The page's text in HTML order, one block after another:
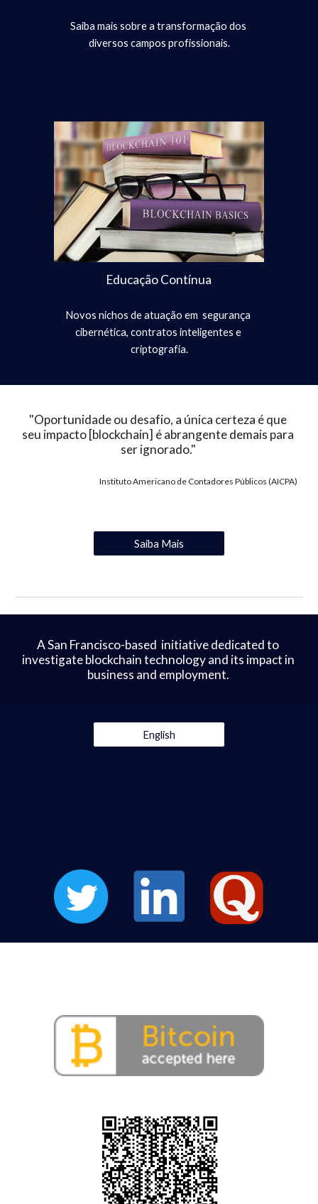
Saiba mais sobre a transformação dos
diversos campos profissionais.
Educação Contínua
Novos nichos de atuação em  segurança
cibernética, contratos inteligentes e
criptografia.
"Oportunidade ou desafio, a única certeza é que
seu impacto [blockchain] é abrangente demais para
ser ignorado."
Instituto Americano de Contadores Públicos (AICPA)
Saiba Mais
A San Francisco-based  initiative dedicated to
investigate blockchain technology and its impact in
business and employment.
English